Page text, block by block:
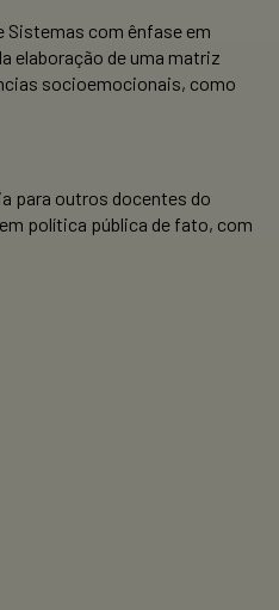
Sistemas com ênfase em
elaboração de uma matriz
socioemocionais, como
para outros docentes do
política pública de fato, com